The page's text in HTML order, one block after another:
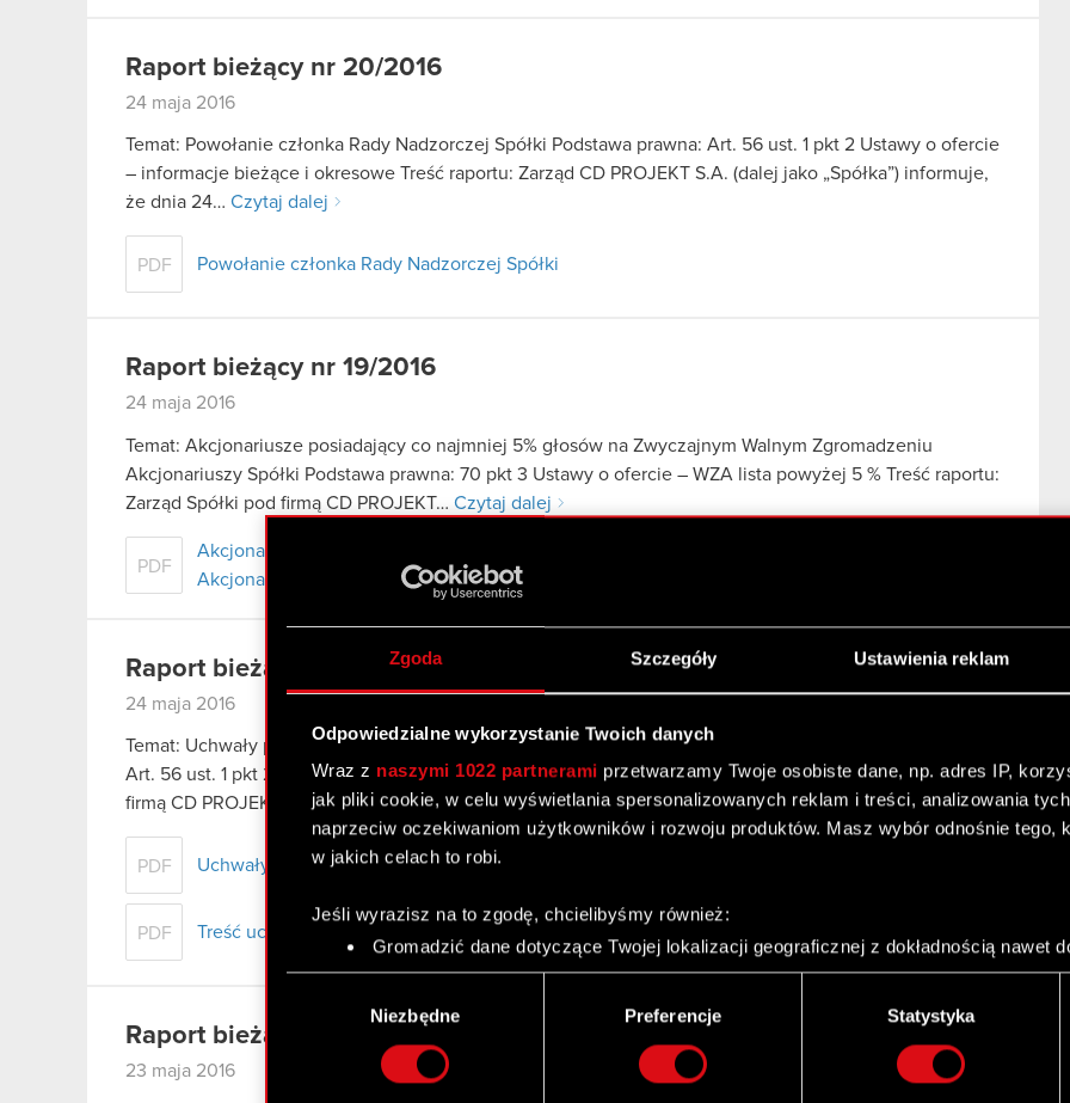
Zgoda Szczegóły Ustawienia reklam
Odpowiedzialne wykorzystanie Twoich danych
Wraz z naszymi 1022 partnerami przetwarzamy Twoje osobiste dane, np. adres IP,
jak pliki cookie, w celu wyświetlania spersonalizowanych reklam i treści, analizowania
naprzeciw oczekiwaniom użytkowników i rozwoju produktów. Masz wybór odnośnie tego,
w jakich celach to robi.
Jeśli wyrazisz na to zgodę, chcielibyśmy również:
Gromadzić dane dotyczące Twojej lokalizacji geograficznej z dokładnością nawet
Identyfikować Twoje urządzenie, aktywnie analizując charakteryzującego je zbiory
Dowiedz się więcej odnośnie tego, jak Twoje osobiste dane są przetwarzane oraz ustaw
szczegółów . W Deklaracji plików cookie możesz zmienić lub wycofać swoją zgodę w
Niezbędne Preferencje Statystyka
Raport bieżący nr 20/2016
24 maja 2016
Temat: Powołanie członka Rady Nadzorczej Spółki Podstawa prawna: Art. 56 ust. 1 pkt 2 Ustawy o ofercie
– informacje bieżące i okresowe Treść raportu: Zarząd CD PROJEKT S.A. (dalej jako „Spółka”) informuje,
że dnia 24… Czytaj dalej
PDF Powołanie członka Rady Nadzorczej Spółki
Raport bieżący nr 19/2016
24 maja 2016
Temat: Akcjonariusze posiadający co najmniej 5% głosów na Zwyczajnym Walnym Zgromadzeniu
Akcjonariuszy Spółki Podstawa prawna: 70 pkt 3 Ustawy o ofercie – WZA lista powyżej 5 % Treść raportu:
Zarząd Spółki pod firmą CD PROJEKT… Czytaj dalej
PDF
Akcjonariusze posiadający co najmniej 5% głosów na Zwyczajnym Walnym Zgromadzeniu
Akcjonariuszy Spółki
Raport bieżący nr 18/2016
24 maja 2016
Temat: Uchwały podjęte przez Zwyczajne Walne Zgromadzenie Akcjonariuszy Spółki Podstawa prawna:
Art. 56 ust. 1 pkt 2 Ustawy o ofercie – informacje bieżące i okresowe Treść raportu: Zarząd Spółki pod
firmą CD PROJEKT Spółka Akcyjna…Czytaj dalej
PDF Uchwały podjęte przez Zwyczajne Walne Zgromadzenie Akcjonariuszy Spółki
PDF Treść uchwał podjętych przez Zwyczajne Walne Zgromadzenie Akcjonariuszy Spółki
Raport bieżący nr 17/2016
23 maja 2016